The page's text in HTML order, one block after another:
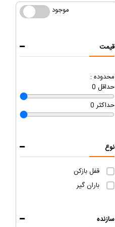
موجود موجود
قیمت
محدوده :
0 حداقل
0 حداکثر
نوع
قفل بازکن
باران گیر
سازنده